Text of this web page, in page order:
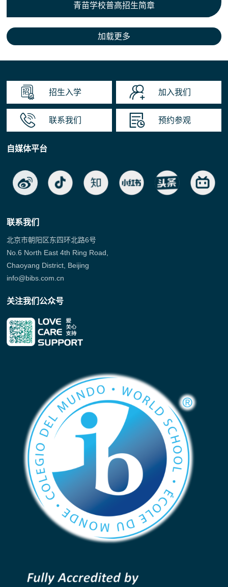
青苗学校普高招生简章
招生入学 加入我们
联系我们 预约参观
自媒体平台
联系我们
北京市朝阳区东四环北路6号
No.6 North East 4th Ring Road,
Chaoyang District, Beijing
info@bibs.com.cn
关注我们公众号